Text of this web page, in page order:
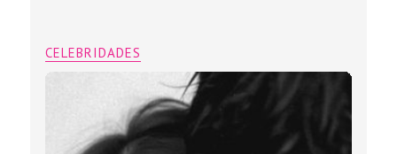
CELEBRIDADES